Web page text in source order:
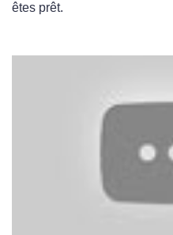
êtes prêt.